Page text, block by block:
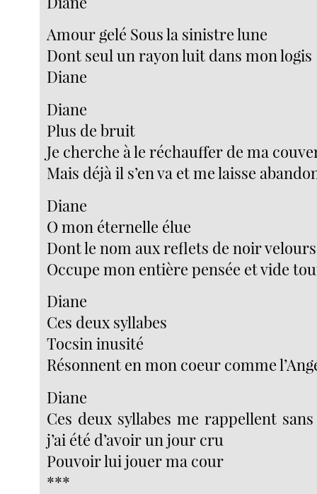
Amour gelé Sous la sinistre lune
Dont seul un rayon luit dans mon logis
Diane
Diane
Plus de bruit
Je cherche à le réchauffer de ma
Mais déjà il s’en va et me laisse
Diane
O mon éternelle élue
Dont le nom aux reflets de noir velours
Occupe mon entière pensée et vide
Diane
Ces deux syllabes
Tocsin inusité
Résonnent en mon coeur comme
Diane
Ces deux syllabes me rappellent
j’ai été d’avoir un jour cru
Pouvoir lui jouer ma cour
***